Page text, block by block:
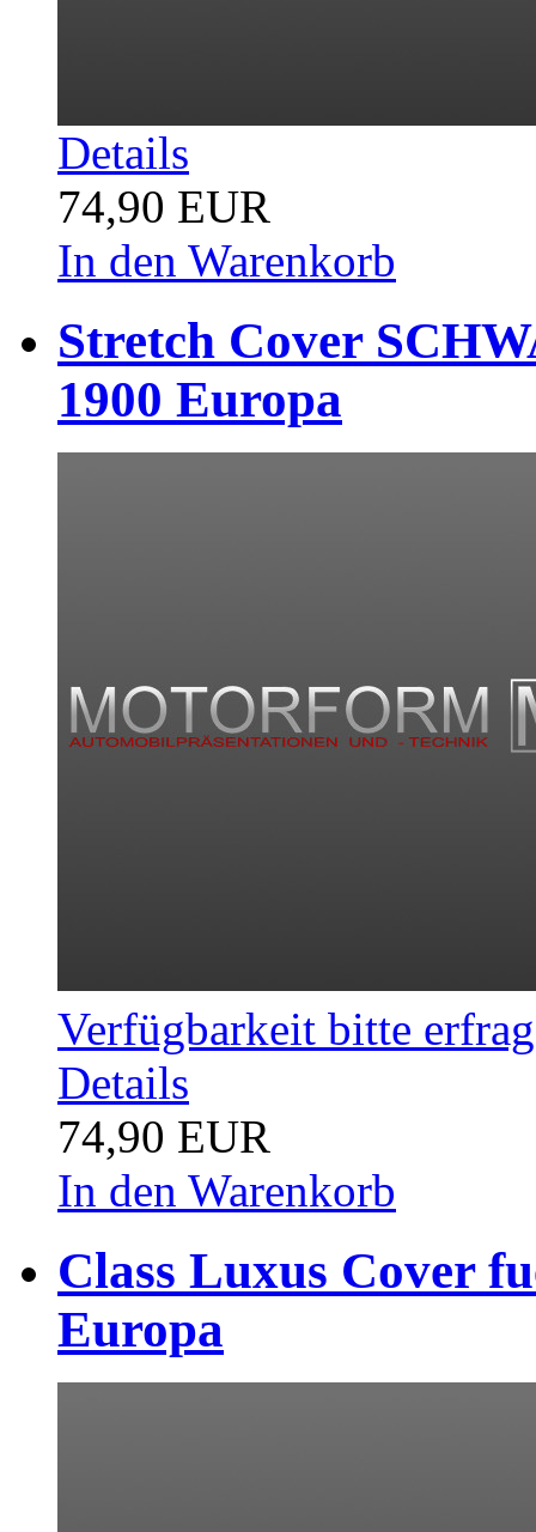
Details
74,90 EUR
In den Warenkorb
Stretch Cover
1900 Europa
Verfügbarkeit bitte
Details
74,90 EUR
In den Warenkorb
Class Luxus Cover
Europa